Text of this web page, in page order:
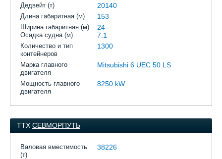
Дедвейт (т) 20140
Длина габаритная (м) 153
Ширина габаритная (м) 24
Осадка судна (м) 7.1
Количество и тип
контейнеров
1300
Марка главного
двигателя
Mitsubishi 6 UEC 50 LS
Мощность главного
двигателя
8250 kW
ТТХ СЕВМОРПУТЬ
Валовая вместимость
(т)
38226